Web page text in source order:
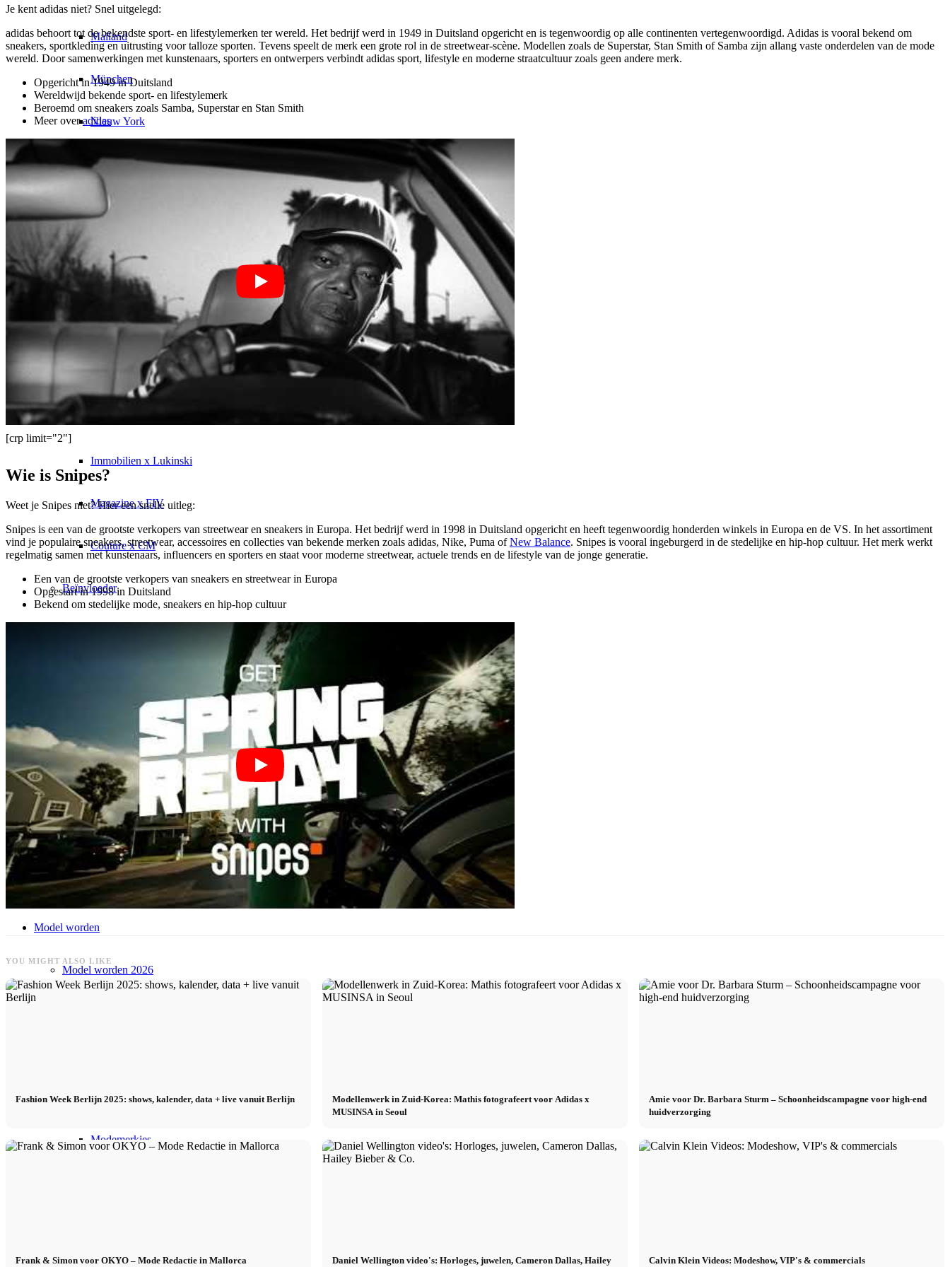
Mailand
München
Nieuw York
Parijs
Modeshow
Banen & Carrière
BY CM
Virtual Reality
Beïnvloeder x CM
Immobilien x Lukinski
Magazine x FIV
Couture x CM
Beïnvloeder
Performance Marketing
Beïnvloedermarketing
Beheer van beïnvloeders
Bewerben
Toepassen
Model worden
Model worden 2026
Fashion Weeks
Modemerkjes
Je kent adidas niet? Snel uitgelegd:
adidas behoort tot de bekendste sport- en lifestylemerken ter wereld. Het bedrijf werd in 1949 in Duitsland opgericht en is tegenwoordig op alle continenten vertegenwoordigd. Adidas is vooral bekend om
sneakers, sportkleding en uitrusting voor talloze sporten. Tevens speelt de merk een grote rol in de streetwear-scène. Modellen zoals de Superstar, Stan Smith of Samba zijn allang vaste onderdelen van de mode
wereld. Door samenwerkingen met kunstenaars, sporters en ontwerpers verbindt adidas sport, lifestyle en moderne straatcultuur zoals geen andere merk.
Opgericht in 1949 in Duitsland
Wereldwijd bekende sport- en lifestylemerk
Beroemd om sneakers zoals Samba, Superstar en Stan Smith
Meer overadidas
[crp limit="2"]
Wie is Snipes?
Weet je Snipes niet? Hier een snelle uitleg:
Snipes is een van de grootste verkopers van streetwear en sneakers in Europa. Het bedrijf werd in 1998 in Duitsland opgericht en heeft tegenwoordig honderden winkels in Europa en de VS. In het assortiment
vind je populaire sneakers, streetwear, accessoires en collecties van bekende merken zoals adidas, Nike, Puma ofNew Balance. Snipes is vooral ingeburgerd in de stedelijke en hip-hop cultuur. Het merk werkt
regelmatig samen met kunstenaars, influencers en sporters en staat voor moderne streetwear, actuele trends en de lifestyle van de jonge generatie.
Een van de grootste verkopers van sneakers en streetwear in Europa
Opgestart in 1998 in Duitsland
Bekend om stedelijke mode, sneakers en hip-hop cultuur
YOU MIGHT ALSO LIKE
Fashion Week Berlijn 2025: shows, kalender, data + live vanuit Berlijn
Modellenwerk in Zuid-Korea: Mathis fotografeert voor Adidas x
MUSINSA in Seoul
Amie voor Dr. Barbara Sturm – Schoonheidscampagne voor high-end
huidverzorging
Frank & Simon voor OKYO – Mode Redactie in Mallorca
Daniel Wellington video's: Horloges, juwelen, Cameron Dallas, Hailey
Calvin Klein Videos: Modeshow, VIP's & commercials